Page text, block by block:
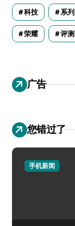
科技 系列
荣耀 评测
广告
您错过了
手机新闻